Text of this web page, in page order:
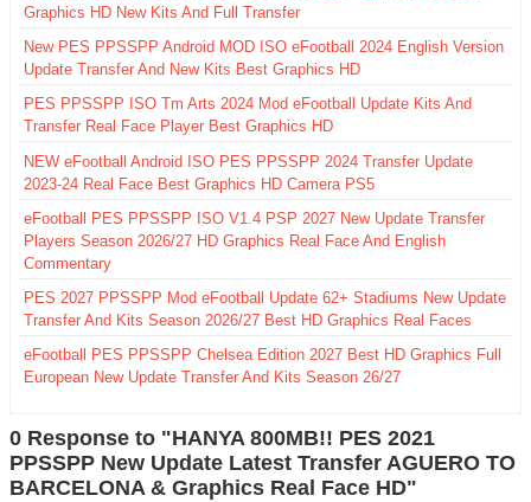
Graphics HD New Kits And Full Transfer
New PES PPSSPP Android MOD ISO eFootball 2024 English Version
Update Transfer And New Kits Best Graphics HD
PES PPSSPP ISO Tm Arts 2024 Mod eFootball Update Kits And
Transfer Real Face Player Best Graphics HD
NEW eFootball Android ISO PES PPSSPP 2024 Transfer Update
2023-24 Real Face Best Graphics HD Camera PS5
eFootball PES PPSSPP ISO V1.4 PSP 2027 New Update Transfer
Players Season 2026/27 HD Graphics Real Face And English
Commentary
PES 2027 PPSSPP Mod eFootball Update 62+ Stadiums New Update
Transfer And Kits Season 2026/27 Best HD Graphics Real Faces
eFootball PES PPSSPP Chelsea Edition 2027 Best HD Graphics Full
European New Update Transfer And Kits Season 26/27
0 Response to "HANYA 800MB!! PES 2021
PPSSPP New Update Latest Transfer AGUERO TO
BARCELONA & Graphics Real Face HD"